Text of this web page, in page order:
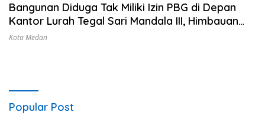
Bangunan Diduga Tak Miliki Izin PBG di Depan
Kantor Lurah Tegal Sari Mandala III, Himbauan
Kepling 13 Diabaikan!
Kota Medan
Popular Post